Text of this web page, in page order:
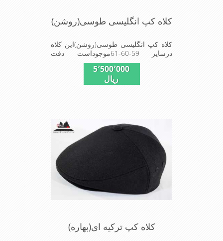
کلاه کپ انگلیسی طوسی(روشن)
کلاه کپ انگلیسی طوسی(روشن)این کلاه
درسایز 59-60-61موجوداست دقت
کنیددرخریداین مدل پازچه ای استفا د شده
در این کلاه محصول کارخا نجات فاستونی
دیگر خصوصیات این کلاه می باشند
5٬500٬000
ریال
کلاه کپ ترکیه ای(بهاره)